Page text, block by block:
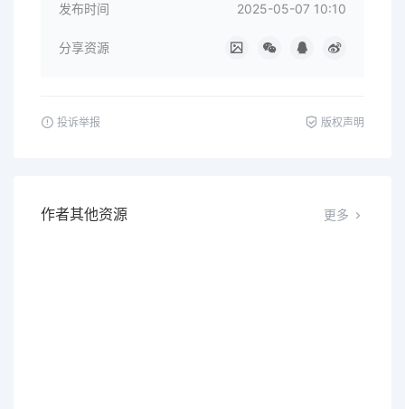
发布时间 2025-05-07 10:10
分享资源
投诉举报 版权声明
作者其他资源 更多